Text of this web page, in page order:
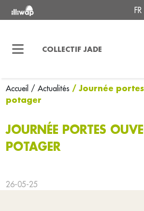
FR
COLLECTIF JADE
Accueil / Actualités / Journée
potager
JOURNÉE PORTES
POTAGER
26-05-25